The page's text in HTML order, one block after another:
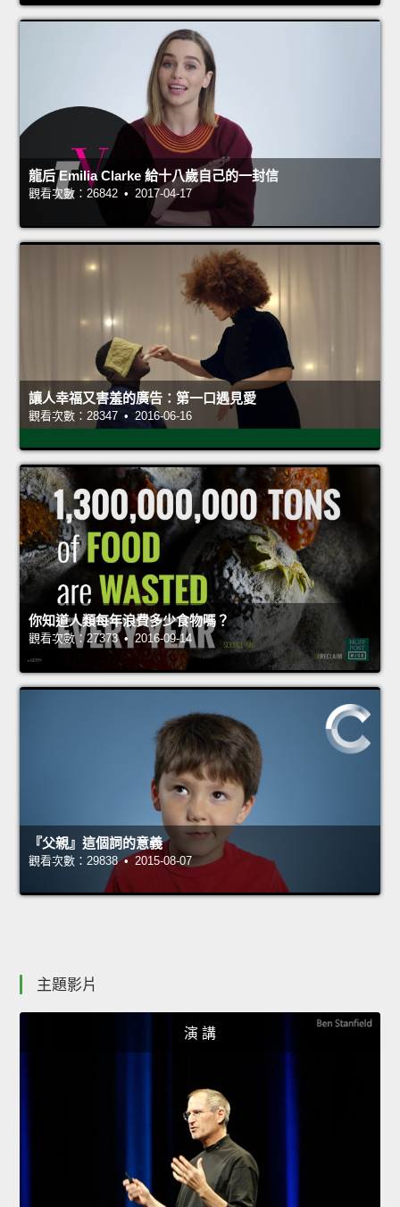
龍后 Emilia Clarke 給十八歲自己的一封信
觀看次數：26842 • 2017-04-17
讓人幸福又害羞的廣告：第一口遇見愛
觀看次數：28347 • 2016-06-16
你知道人類每年浪費多少食物嗎？
觀看次數：27373 • 2016-09-14
『父親』這個詞的意義
觀看次數：29838 • 2015-08-07
主題影片
演 講